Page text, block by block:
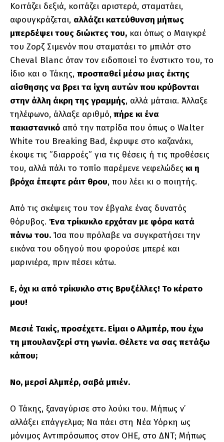
Κοιτάζει δεξιά, κοιτάζει αριστερά, σταματάει,
αφουγκράζεται, αλλάζει κατεύθυνση μήπως
μπερδέψει τους διώκτες του, και όπως ο Μαιγκρέ
του Ζορζ Σιμενόν που σταματάει το μπιλότ στο
Cheval Blanc όταν τον ειδοποιεί το ένστικτο του, το
ίδιο και ο Τάκης, προσπαθεί μέσω μιας έκτης
αίσθησης να βρει τα ίχνη αυτών που κρύβονται
στην άλλη άκρη της γραμμής, αλλά μάταια. Άλλαξε
τηλέφωνο, άλλαξε αριθμό,πήρε κι ένα
πακιστανικό από την πατρίδα που όπως ο Walter
White του Breaking Bad, έκρυψε στο καζανάκι,
έκοψε τις ”διαρροές” για τις θέσεις ή τις προθέσεις
του, αλλά πάλι το τοπίο παρέμενε νεφελώδες κι η
βρόχα έπεφτε ράιτ θρου, που λέει κι ο ποιητής.
Από τις σκέψεις του τον έβγαλε ένας δυνατός
θόρυβος. Ένα τρίκυκλο ερχόταν με φόρα κατά
πάνω του. Ίσα που πρόλαβε να συγκρατήσει την
εικόνα του οδηγού που φορούσε μπερέ και
μαρινιέρα, πριν πέσει κάτω.
Ε, όχι κι από τρίκυκλο στις Βρυξέλλες! Το κέρατο
μου!
Μεσιέ Τακίς, προσέχετε. Είμαι ο Αλμπέρ, που έχω
τη μπουλανζερί στη γωνία. Θέλετε να σας πετάξω
κάπου;
Νο, μερσί Αλμπέρ, σαβά μπιέν.
Ο Τάκης, ξαναγύρισε στο λούκι του. Μήπως ν’
αλλάξει επάγγελμα; Να πάει στη Νέα Υόρκη ως
μόνιμος Αντιπρόσωπος στον ΟΗΕ, στο ΔΝΤ; Μήπως